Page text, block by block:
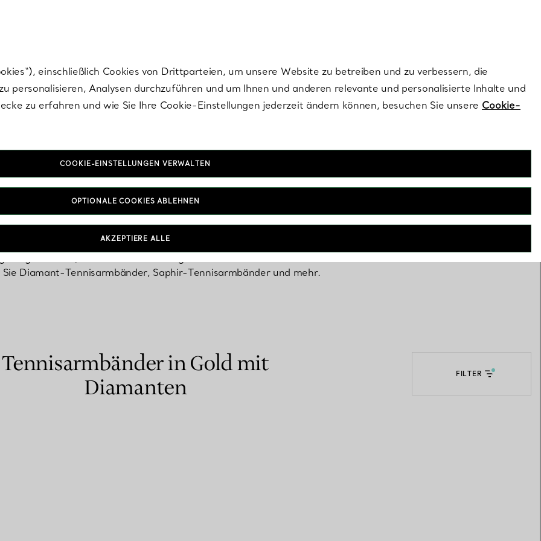
Tiffany-Diamantenexperten.
Tennisarmbänder
ein ikonisches Design, das ursprünglich von Spielern auf dem
Sie Diamant-Tennisarmbänder, Saphir-Tennisarmbänder und mehr.
Tennisarmbänder in Gold mit
Diamanten
FILTER
einschließlich Cookies von Drittparteien, um unsere Website zu betreiben und zu verbessern, die
personalisieren, Analysen durchzuführen und um Ihnen und anderen relevante und personalisierte Inhalte und
zu erfahren und wie Sie Ihre Cookie-Einstellungen jederzeit ändern können, besuchen Sie unsere Cookie-
COOKIE-EINSTELLUNGEN VERWALTEN
OPTIONALE COOKIES ABLEHNEN
AKZEPTIERE ALLE